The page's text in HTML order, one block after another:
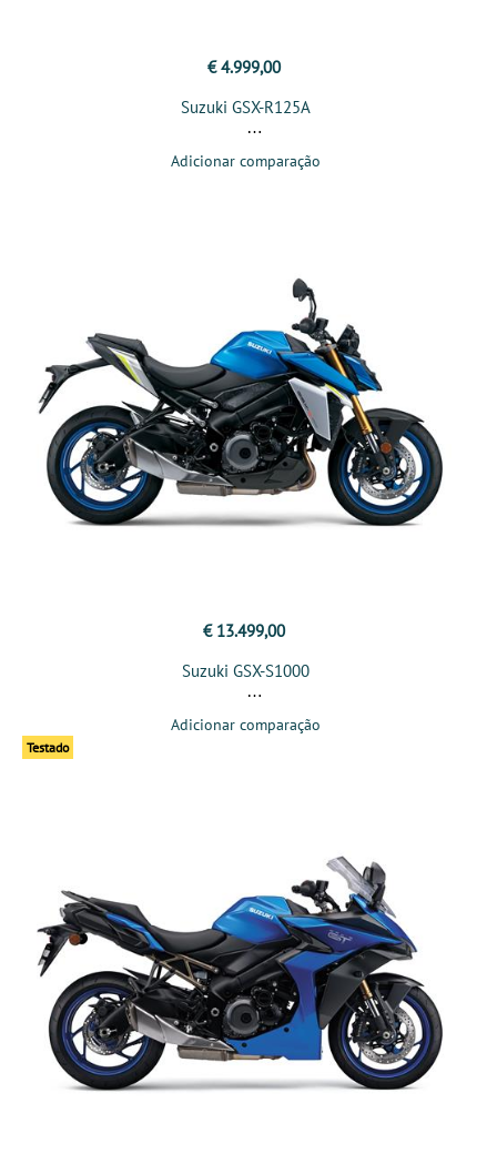
€ 4.999,00
Suzuki GSX-R125A
Adicionar comparação
€ 13.499,00
Suzuki GSX-S1000
Adicionar comparação
Testado